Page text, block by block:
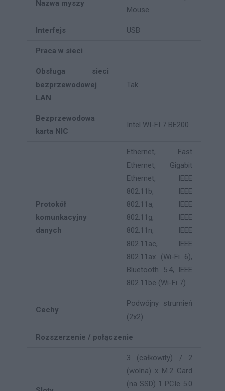
Nazwa myszy
Mouse
Interfejs USB
Praca w sieci
Obsługa sieci
bezprzewodowej
LAN
Tak
Bezprzewodowa
karta NIC
Intel WI-FI 7 BE200
Protokół
komunkacyjny
danych
Ethernet, Fast
Ethernet, Gigabit
Ethernet, IEEE
802.11b, IEEE
802.11a, IEEE
802.11g, IEEE
802.11n, IEEE
802.11ac, IEEE
802.11ax (Wi-Fi 6),
Bluetooth 5.4, IEEE
802.11be (Wi-Fi 7)
Cechy
Podwójny strumień
(2x2)
Rozszerzenie / połączenie
3 (całkowity) / 2
(wolna) x M.2 Card
(na SSD) 1 PCIe 5.0